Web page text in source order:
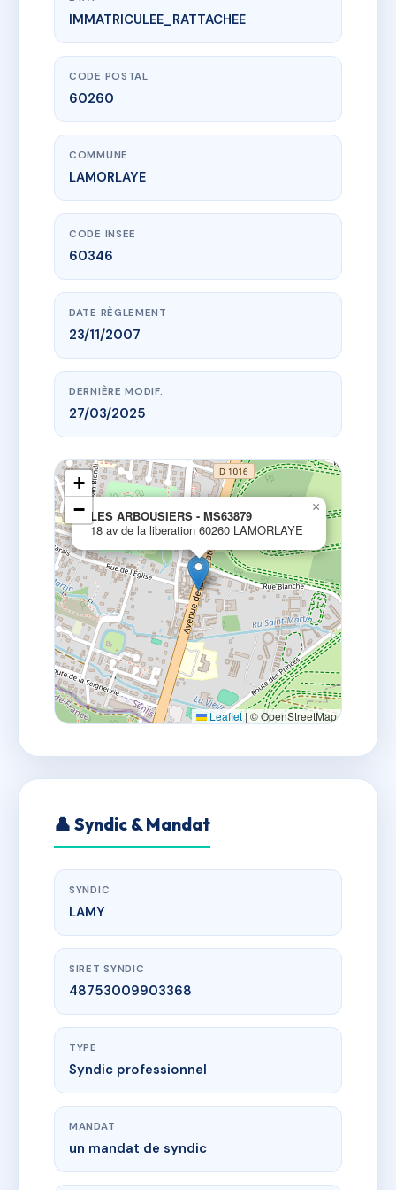
www.vme.plus/AC6823512
LES ARBOUSIERS - MS63879
18 av de la liberation
IMMATRICULEE_RATTACHEE
CODE POSTAL
60260
COMMUNE
LAMORLAYE
CODE INSEE
60346
DATE RÈGLEMENT
23/11/2007
DERNIÈRE MODIF.
27/03/2025
LES ARBOUSIERS - MS63879
18 av de la liberation 60260 LAMORLAYE
×
+
−
Leaflet|© OpenStreetMap
👤 Syndic & Mandat
SYNDIC
LAMY
SIRET SYNDIC
48753009903368
TYPE
Syndic professionnel
MANDAT
un mandat de syndic